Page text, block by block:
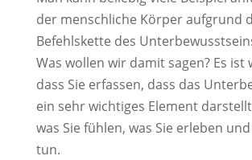
der menschliche Körper aufgrund
Befehlskette des
Was wollen wir damit sagen? Es ist
dass Sie erfassen, dass das
ein sehr wichtiges Element
was Sie fühlen, was Sie erleben und
tun.